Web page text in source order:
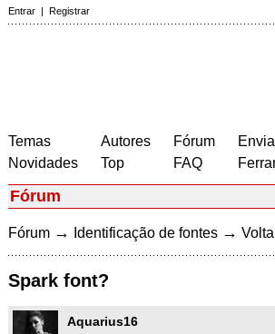
Entrar | Registrar
Temas
Novidades
Autores
Top
Fórum
FAQ
Fórum
Fórum → Identificação de fontes →
Spark font?
Aquarius16